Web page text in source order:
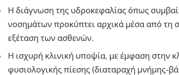
Η διάγνωση της υδροκεφαλίας όπως
νοσημάτων προκύπτει αρχικά μέσα από τη
εξέταση των ασθενών.
Η ισχυρή κλινική υποψία, με έμφαση στην
φυσιολογικής πίεσης (διαταραχή μνήμης-